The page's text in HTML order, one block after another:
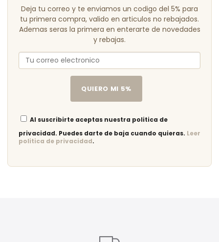
Deja tu correo y te enviamos un codigo del 5% para
tu primera compra, valido en articulos no rebajados.
Ademas seras la primera en enterarte de novedades
y rebajas.
QUIERO MI 5%
Al suscribirte aceptas nuestra politica de
privacidad. Puedes darte de baja cuando quieras. Leer
politica de privacidad.